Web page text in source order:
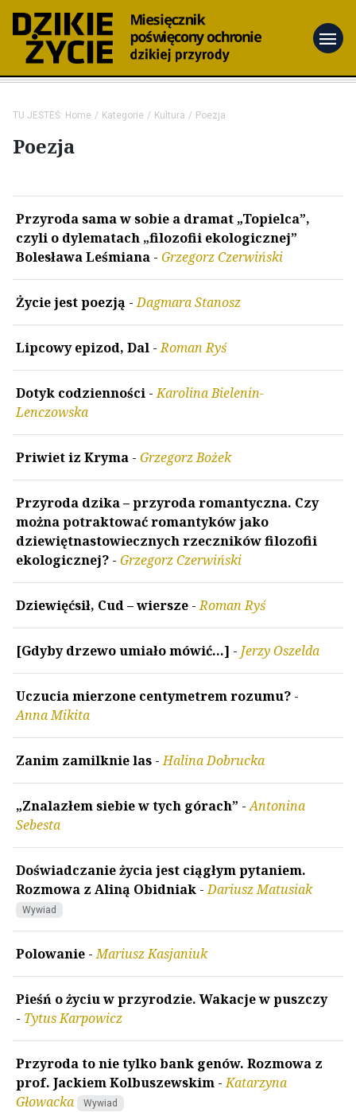
menu
TU JESTEŚ: Home Kategorie Kultura Poezja
Poezja
Przyroda sama w sobie a dramat „Topielca”,
czyli o dylematach „filozofii ekologicznej”
Bolesława Leśmiana - Grzegorz Czerwiński
Życie jest poezją -Dagmara Stanosz
Lipcowy epizod, Dal -Roman Ryś
Dotyk codzienności -Karolina Bielenin-
Lenczowska
Priwiet iz Kryma - Grzegorz Bożek
Przyroda dzika – przyroda romantyczna. Czy
można potraktować romantyków jako
dziewiętnastowiecznych rzeczników filozofii
ekologicznej? - Grzegorz Czerwiński
Dziewięćsił, Cud – wiersze -Roman Ryś
[Gdyby drzewo umiało mówić...] - Jerzy Oszelda
Uczucia mierzone centymetrem rozumu? -
Anna Mikita
Zanim zamilknie las -Halina Dobrucka
„Znalazłem siebie w tych górach” -Antonina
Sebesta
Doświadczanie życia jest ciągłym pytaniem.
Rozmowa z Aliną Obidniak -Dariusz Matusiak
Wywiad
Polowanie -Mariusz Kasjaniuk
Pieśń o życiu w przyrodzie. Wakacje w puszczy
- Tytus Karpowicz
Przyroda to nie tylko bank genów. Rozmowa z
prof. Jackiem Kolbuszewskim -Katarzyna
Głowacka
Wywiad